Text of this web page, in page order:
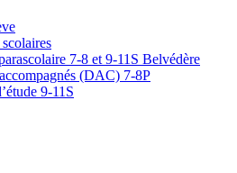
7-8 et 9-11S Belvédère
(DAC) 7-8P
9-11S